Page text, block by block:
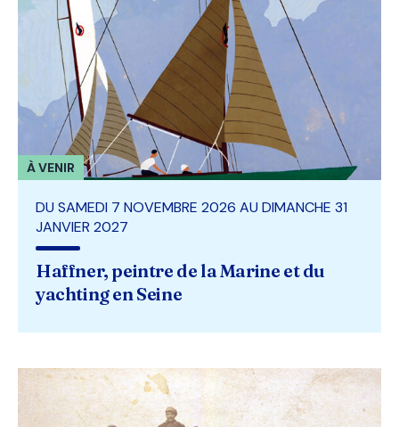
À VENIR
DU SAMEDI 7 NOVEMBRE 2026 AU DIMANCHE 31
JANVIER 2027
Haffner, peintre de la Marine et du
yachting en Seine